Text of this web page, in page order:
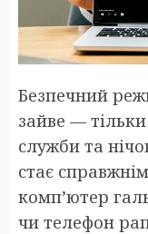
Безпечний
зайве —
служби та
стає
комп’ютер
чи телефон